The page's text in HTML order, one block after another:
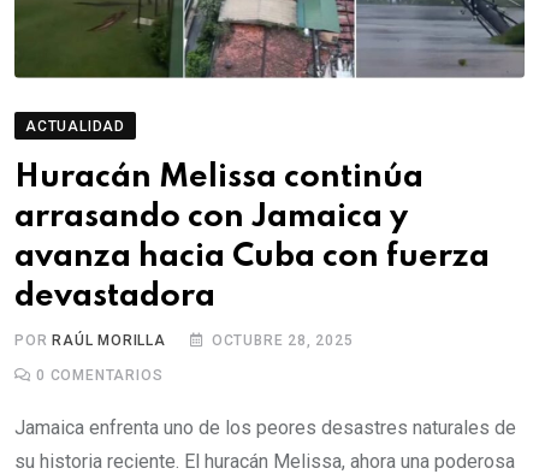
ACTUALIDAD
Huracán Melissa continúa
arrasando con Jamaica y
avanza hacia Cuba con fuerza
devastadora
POR RAÚL MORILLA OCTUBRE 28, 2025
0 COMENTARIOS
Jamaica enfrenta uno de los peores desastres naturales de
su historia reciente. El huracán Melissa, ahora una poderosa